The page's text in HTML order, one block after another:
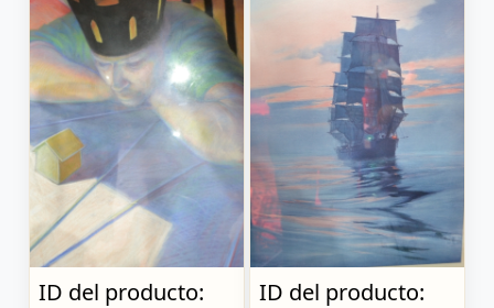
ID del producto:
ID del producto: